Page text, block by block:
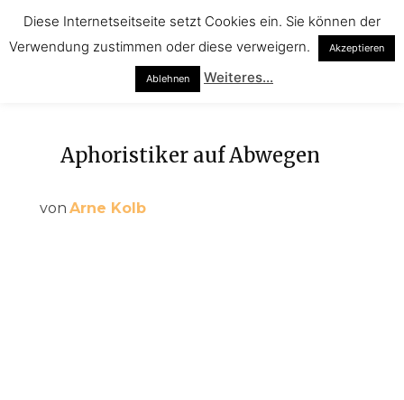
Aphoristiker auf Abwegen
von Arne Kolb
Diese Internetseitseite setzt Cookies ein. Sie können der
Verwendung zustimmen oder diese verweigern.
Akzeptieren
Ablehnen Weiteres...